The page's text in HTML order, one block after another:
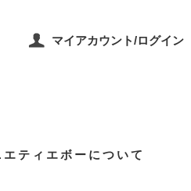
マイアカウント/ログイン
エティエボーについて